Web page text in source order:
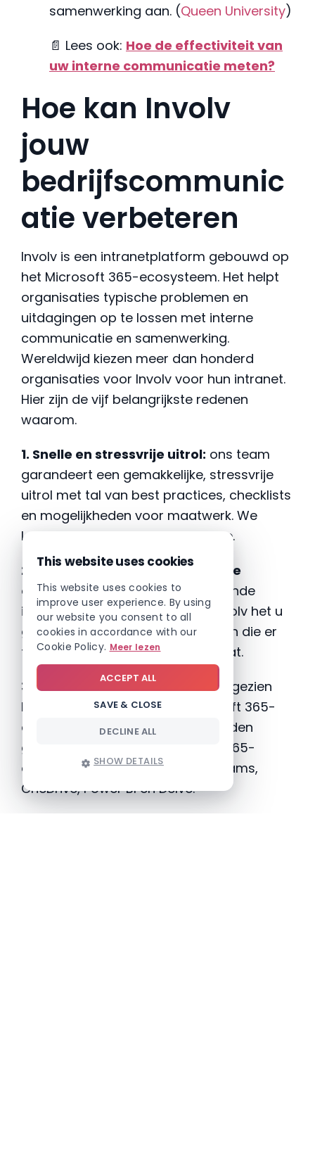
samenwerking aan. (Queen University)
📄 Lees ook: Hoe de effectiviteit van
uw interne communicatie meten?
Hoe kan Involv
jouw
bedrijfscommunic
atie verbeteren
Involv is een intranetplatform gebouwd op
het Microsoft 365-ecosysteem. Het helpt
organisaties typische problemen en
uitdagingen op te lossen met interne
communicatie en samenwerking.
Wereldwijd kiezen meer dan honderd
organisaties voor Involv voor hun intranet.
Hier zijn de vijf belangrijkste redenen
waarom.
1. Snelle en stressvrije uitrol: ons team
garandeert een gemakkelijke, stressvrije
uitrol met tal van best practices, checklists
en mogelijkheden voor maatwerk. We
leveren resultaten, geen software.
2. Verbazingwekkende intuïtieve
ontwerpen: met verbazingwekkende
ingebouwde sjablonen maakt Involv het u
gemakkelijk om pagina’s te maken die er
fantastisch uitzien op elk apparaat.
3. Microsoft 365-integratie: Aangezien
Involv is gebouwd op het Microsoft 365-
ecosysteem, kan het perfect worden
geïntegreerd met alle Microsoft 365-
oplossingen zoals SharePoint, Teams,
OneDrive, Power BI en Delve.
This website uses cookies
This website uses cookies to
improve user experience. By using
our website you consent to all
cookies in accordance with our
Cookie Policy. Meer lezen
SAVE & CLOSE
ACCEPT ALL
DECLINE ALL
SHOW DETAILS